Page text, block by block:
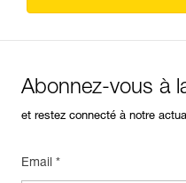
Abonnez-vous à
et restez connecté à notre
Email *